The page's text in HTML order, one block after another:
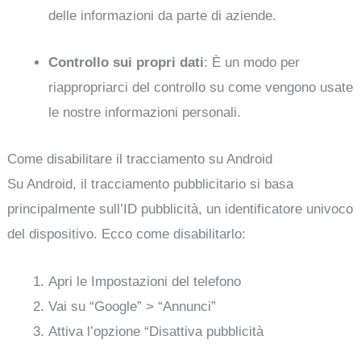
delle informazioni da parte di aziende.
Controllo sui propri dati: È un modo per
riappropriarci del controllo su come vengono usate
le nostre informazioni personali.
Come disabilitare il tracciamento su Android
Su Android, il tracciamento pubblicitario si basa
principalmente sull’ID pubblicità, un identificatore univoco
del dispositivo. Ecco come disabilitarlo:
Apri le Impostazioni del telefono
Vai su “Google” > “Annunci”
Attiva l’opzione “Disattiva pubblicità